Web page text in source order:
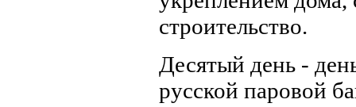
строительство.
Десятый день -
русской паровой